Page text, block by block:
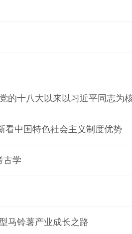
中国特色社会主义制度优势
古学
马铃薯产业成长之路